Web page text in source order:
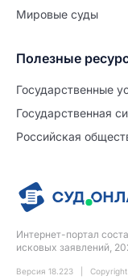
Интернет-портал
исковых заявлений,
Версия 18.223 |
Мировые суды
Полезные
Государственные
Государственная
Российская